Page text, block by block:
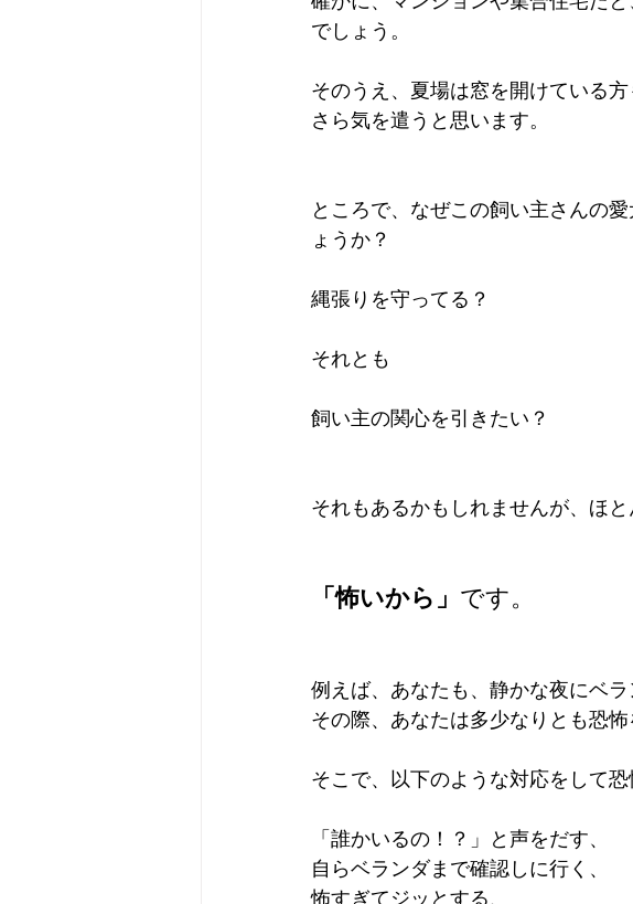
でしょう。
そのうえ、夏場は窓を開けている
さら気を遣うと思います。
ところで、なぜこの飼い主さんの
ょうか？
縄張りを守ってる？
それとも
飼い主の関心を引きたい？
それもあるかもしれませんが、ほ
「怖いから」 です。
例えば、あなたも、静かな夜にベ
その際、あなたは多少なりとも恐怖
そこで、以下のような対応をして
「誰かいるの！？」と声をだす、
自らベランダまで確認しに行く、
怖すぎてジッとする、